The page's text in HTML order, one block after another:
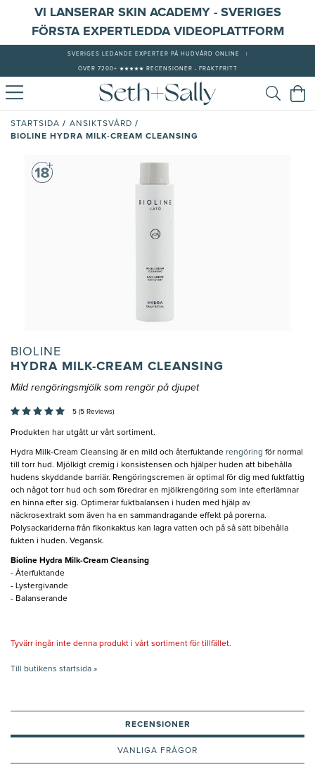
VI LANSERAR SKIN ACADEMY - SVERIGES
FÖRSTA EXPERTLEDDA VIDEOPLATTFORM
SVERIGES LEDANDE EXPERTER PÅ HUDVÅRD ONLINE
ÖVER 7200+ ★★★★★ RECENSIONER - FRAKTFRITT
STARTSIDA / ANSIKTSVÅRD /
BIOLINE HYDRA MILK-CREAM CLEANSING
BIOLINE
HYDRA MILK-CREAM CLEANSING
Mild rengöringsmjölk som rengör på djupet
5 (5 Reviews)
Produkten har utgått ur vårt sortiment.
Hydra Milk-Cream Cleansing är en mild och återfuktande rengöring för normal
till torr hud. Mjölkigt cremig i konsistensen och hjälper huden att bibehålla
hudens skyddande barriär. Rengöringscremen är optimal för dig med fuktfattig
och något torr hud och som föredrar en mjölkrengöring som inte efterlämnar
en hinna efter sig. Optimerar fuktbalansen i huden med hjälp av
näckrosextrakt som även ha en sammandragande effekt på porerna.
Polysackariderna från fikonkaktus kan lagra vatten och på så sätt bibehålla
fukten i huden. Vegansk.
Bioline Hydra Milk-Cream Cleansing
- Återfuktande
- Lystergivande
- Balanserande
Tyvärr ingår inte denna produkt i vårt sortiment för tillfället.
Till butikens startsida »
RECENSIONER
VANLIGA FRÅGOR